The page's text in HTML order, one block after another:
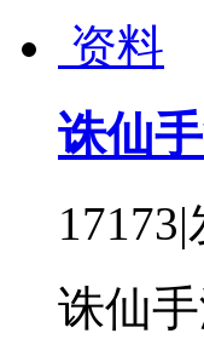
资料
诛仙
17173|
诛仙